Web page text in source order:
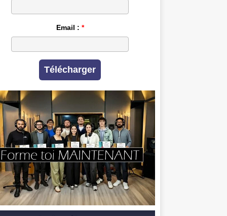
Email :
Télécharger